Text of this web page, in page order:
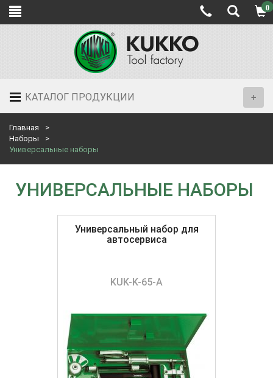
0
КАТАЛОГ ПРОДУКЦИИ
Главная
Наборы
Универсальные наборы
УНИВЕРСАЛЬНЫЕ НАБОРЫ
Универсальный набор для
автосервиса
KUK-K-65-A